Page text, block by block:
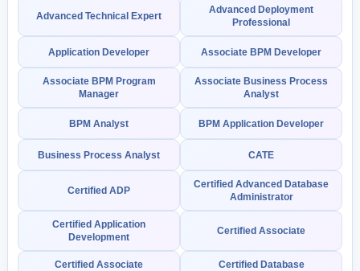
Advanced Technical Expert
Advanced Deployment
Professional
Application Developer Associate BPM Developer
Associate BPM Program
Manager
Associate Business Process
Analyst
BPM Analyst BPM Application Developer
Business Process Analyst CATE
Certified ADP
Certified Advanced Database
Administrator
Certified Application
Development
Certified Associate
Certified Associate
Certified Database